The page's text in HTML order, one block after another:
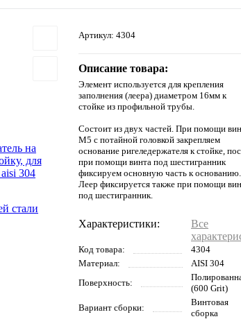
стали
Артикул: 4304
Описание товара:
Элемент используется для крепления
заполнения (леера) диаметром 16мм к
стойке из профильной трубы.
Состоит из двух частей. При помощи
М5 с потайной головкой закрепляем
основание ригеледержателя к стойке,
при помощи винта под шестигранник
фиксируем основную часть к основанию.
Леер фиксируется также при помощи
под шестигранник.
Характеристики:
Все
Код товара:
4304
Материал:
AISI 304
Поверхность:
(600 Grit)
Вариант сборки:
Винтовая
сборка